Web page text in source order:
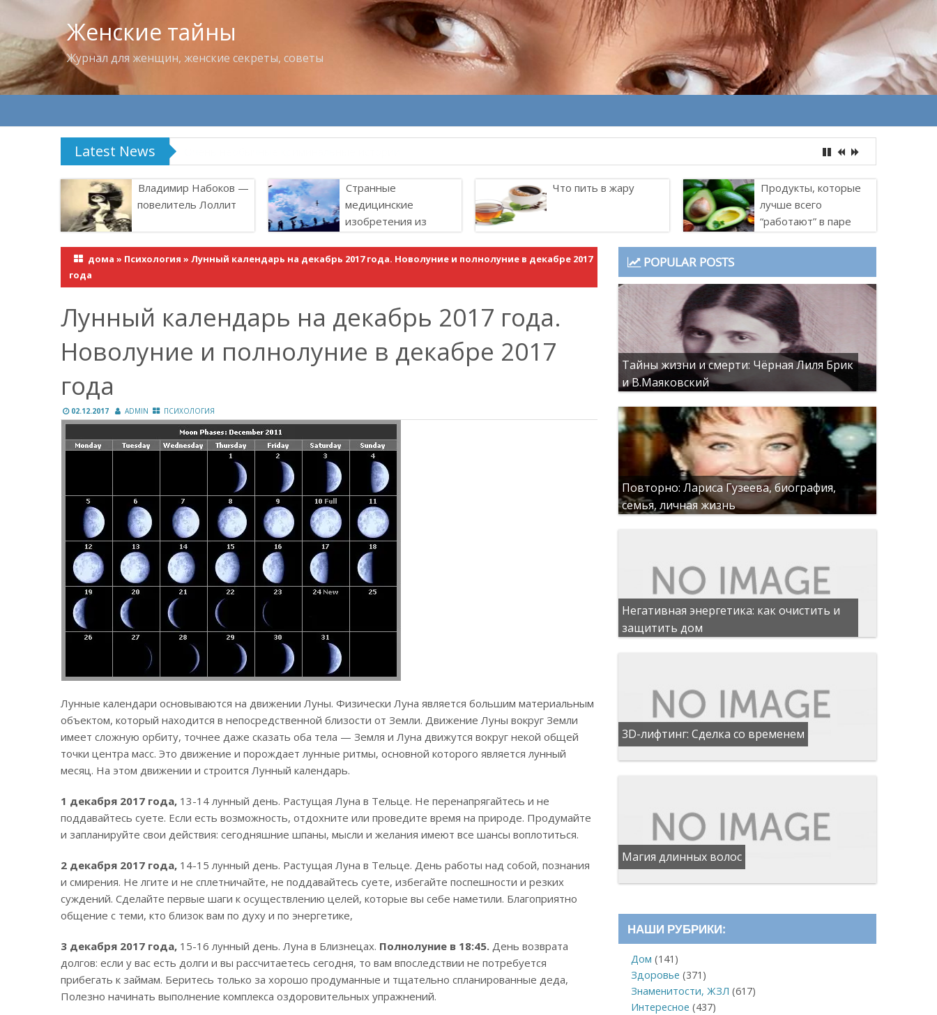
Женские тайны
Журнал для женщин, женские секреты, советы
Latest News
Владимир Набоков —
повелитель Лоллит
Странные
медицинские
изобретения из
Что пить в жару
Продукты, которые
лучше всего
“работают” в паре
дома » Психология » Лунный календарь на декабрь 2017 года. Новолуние и полнолуние в декабре 2017
года
Лунный календарь на декабрь 2017 года.
Новолуние и полнолуние в декабре 2017
года
02.12.2017 ADMIN ПСИХОЛОГИЯ
Лунные календари основываются на движении Луны. Физически Луна является большим материальным
объектом, который находится в непосредственной близости от Земли. Движение Луны вокруг Земли
имеет сложную орбиту, точнее даже сказать оба тела — Земля и Луна движутся вокруг некой общей
точки центра масс. Это движение и порождает лунные ритмы, основной которого является лунный
месяц. На этом движении и строится Лунный календарь.
1 декабря 2017 года, 13-14 лунный день. Растущая Луна в Тельце. Не перенапрягайтесь и не
поддавайтесь суете. Если есть возможность, отдохните или проведите время на природе. Продумайте
и запланируйте свои действия: сегодняшние шпаны, мысли и желания имеют все шансы воплотиться.
2 декабря 2017 года, 14-15 лунный день. Растущая Луна в Тельце. День работы над собой, познания
и смирения. Не лгите и не сплетничайте, не поддавайтесь суете, избегайте поспешности и резких
суждений. Сделайте первые шаги к осуществлению целей, которые вы себе наметили. Благоприятно
общение с теми, кто близок вам по духу и по энергетике,
3 декабря 2017 года, 15-16 лунный день. Луна в Близнецах. Полнолуние в 18:45. День возврата
долгов: если у вас есть долги и вы рассчитаетесь сегодня, то вам впоследствии не потребуется
прибегать к займам. Беритесь только за хорошо продуманные и тщательно спланированные деда,
Полезно начинать выполнение комплекса оздоровительных упражнений.
POPULAR POSTS
Тайны жизни и смерти: Чёрная Лиля Брик
и В.Маяковский
Повторно: Лариса Гузеева, биография,
семья, личная жизнь
Негативная энергетика: как очистить и
защитить дом
3D-лифтинг: Сделка со временем
Магия длинных волос
НАШИ РУБРИКИ:
Дом (141)
Здоровье (371)
Знаменитости, ЖЗЛ (617)
Интересное (437)